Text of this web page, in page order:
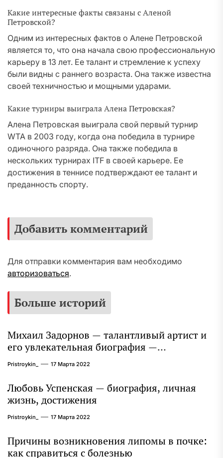
Какие интересные факты связаны с Аленой
Петровской?
Одним из интересных фактов о Алене Петровской
является то, что она начала свою профессиональную
карьеру в 13 лет. Ее талант и стремление к успеху
были видны с раннего возраста. Она также известна
своей техничностью и мощными ударами.
Какие турниры выиграла Алена Петровская?
Алена Петровская выиграла свой первый турнир
WTA в 2003 году, когда она победила в турнире
одиночного разряда. Она также победила в
нескольких турнирах ITF в своей карьере. Ее
достижения в теннисе подтверждают ее талант и
преданность спорту.
Добавить комментарий
Для отправки комментария вам необходимо
авторизоваться.
Больше историй
Михаил Задорнов — талантливый артист и
его увлекательная биография —
выдающиеся достижения, известность и
интересные факты из личной жизни!
Pristroykin_ 17 Марта 2022
Любовь Успенская — биография, личная
жизнь, достижения
Pristroykin_ 17 Марта 2022
Причины возникновения липомы в почке:
как справиться с болезнью